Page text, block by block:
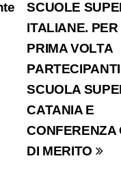
SCUOLE
ITALIANE. PER
PRIMA VOLTA
SCUOLA
CATANIA E
CONFERENZA
DI MERITO